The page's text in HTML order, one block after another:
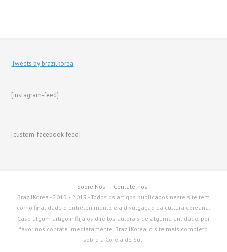
Tweets by brazilkorea
[instagram-feed]
[custom-facebook-feed]
Sobre Nós
Contate-nos
BrazilKorea - 2013 • 2019 - Todos os artigos publicados neste site tem
como finalidade o entretenimento e a divulgação da cultura coreana.
Caso algum artigo inflija os direitos autorais de alguma entidade, por
favor nos contate imediatamente. BrazilKorea, o site mais completo
sobre a Coreia do Sul.